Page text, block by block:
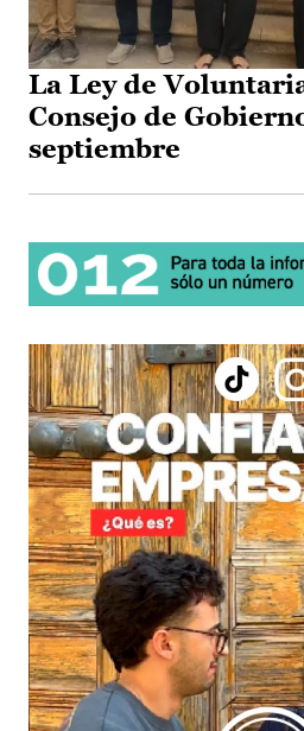
La Ley de
Consejo de
septiembre